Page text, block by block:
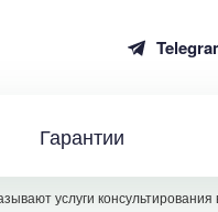
Гарантии
услуги